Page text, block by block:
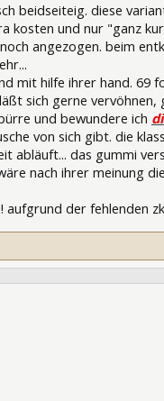
beidseiteig. diese
kosten und nur "ganz
angezogen. beim
mit hilfe ihrer hand. 69
sich gerne
und bewundere ich
von sich gibt. die
abläuft... das gummi
nach ihrer meinung
der fehlenden